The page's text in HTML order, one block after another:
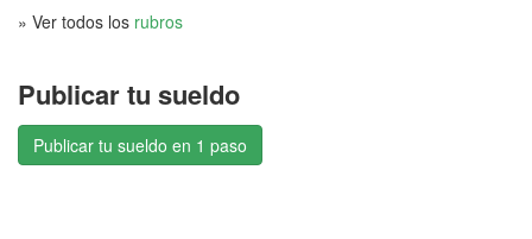
» Ver todos los rubros
Publicar tu sueldo
Publicar tu sueldo en 1 paso